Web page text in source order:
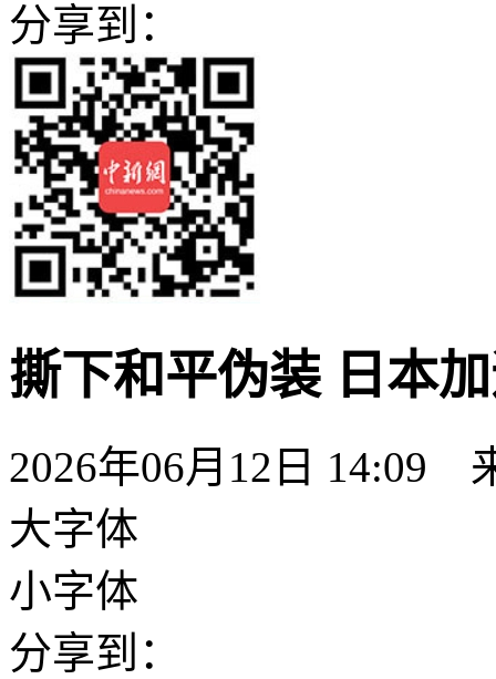
分享到：
撕下和平伪装 日本
2026年06月12日 14:09
大字体
小字体
分享到：